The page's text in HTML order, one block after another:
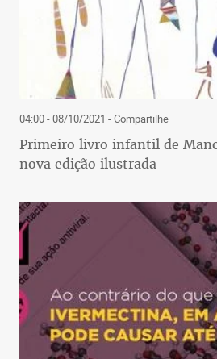
04:00 - 08/10/2021 - Compartilhe
Primeiro livro infantil de
nova edição ilustrada